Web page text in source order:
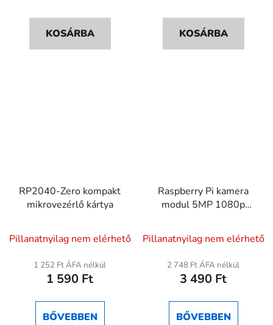
KOSÁRBA KOSÁRBA
RP2040-Zero kompakt
mikrovezérlő kártya
Pillanatnyilag nem elérhető
1 252 Ft ÁFA nélkül
1 590 Ft
BŐVEBBEN
Raspberry Pi kamera
modul 5MP 1080p
termék
átlagos
értékelése
ből
Pillanatnyilag nem elérhető
2 748 Ft ÁFA nélkül
3 490 Ft
BŐVEBBEN